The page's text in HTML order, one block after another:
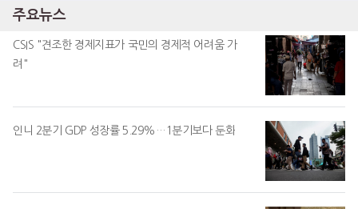
주요뉴스
CSIS "견조한 경제지표가 국민의 경제적 어려움 가
려"
인니 2분기 GDP 성장률 5.29%…1분기보다 둔화